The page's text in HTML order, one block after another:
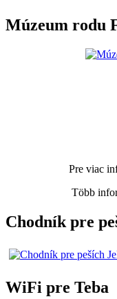
Múzeum rodu
Pre viac
Több
Chodník pre
WiFi pre Teba